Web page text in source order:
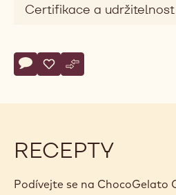
Certifikace a udržitelnost
Actions
Napsat komentář
- ChocoGelato Gold
Uložit
- ChocoGelato Gold
Srovnat
- ChocoGelato Gold
RECEPTY
Podívejte se na ChocoGelato